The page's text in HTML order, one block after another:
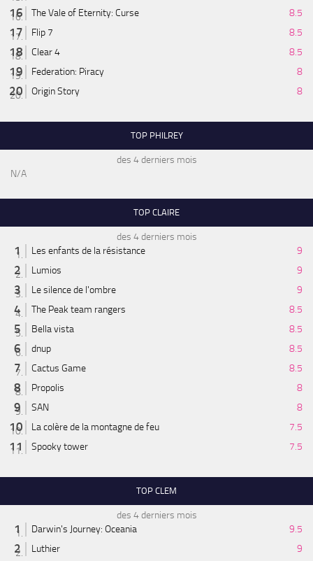
The Vale of Eternity: Curse
8.5
Flip 7
8.5
Clear 4
8.5
Federation: Piracy
8
Origin Story
8
TOP PHILREY
des 4 derniers mois
N/A
TOP CLAIRE
des 4 derniers mois
Les enfants de la résistance
9
Lumios
9
Le silence de l'ombre
9
The Peak team rangers
8.5
Bella vista
8.5
dnup
8.5
Cactus Game
8.5
Propolis
8
SAN
8
La colère de la montagne de feu
7.5
Spooky tower
7.5
TOP CLEM
des 4 derniers mois
Darwin's Journey: Oceania
9.5
Luthier
9